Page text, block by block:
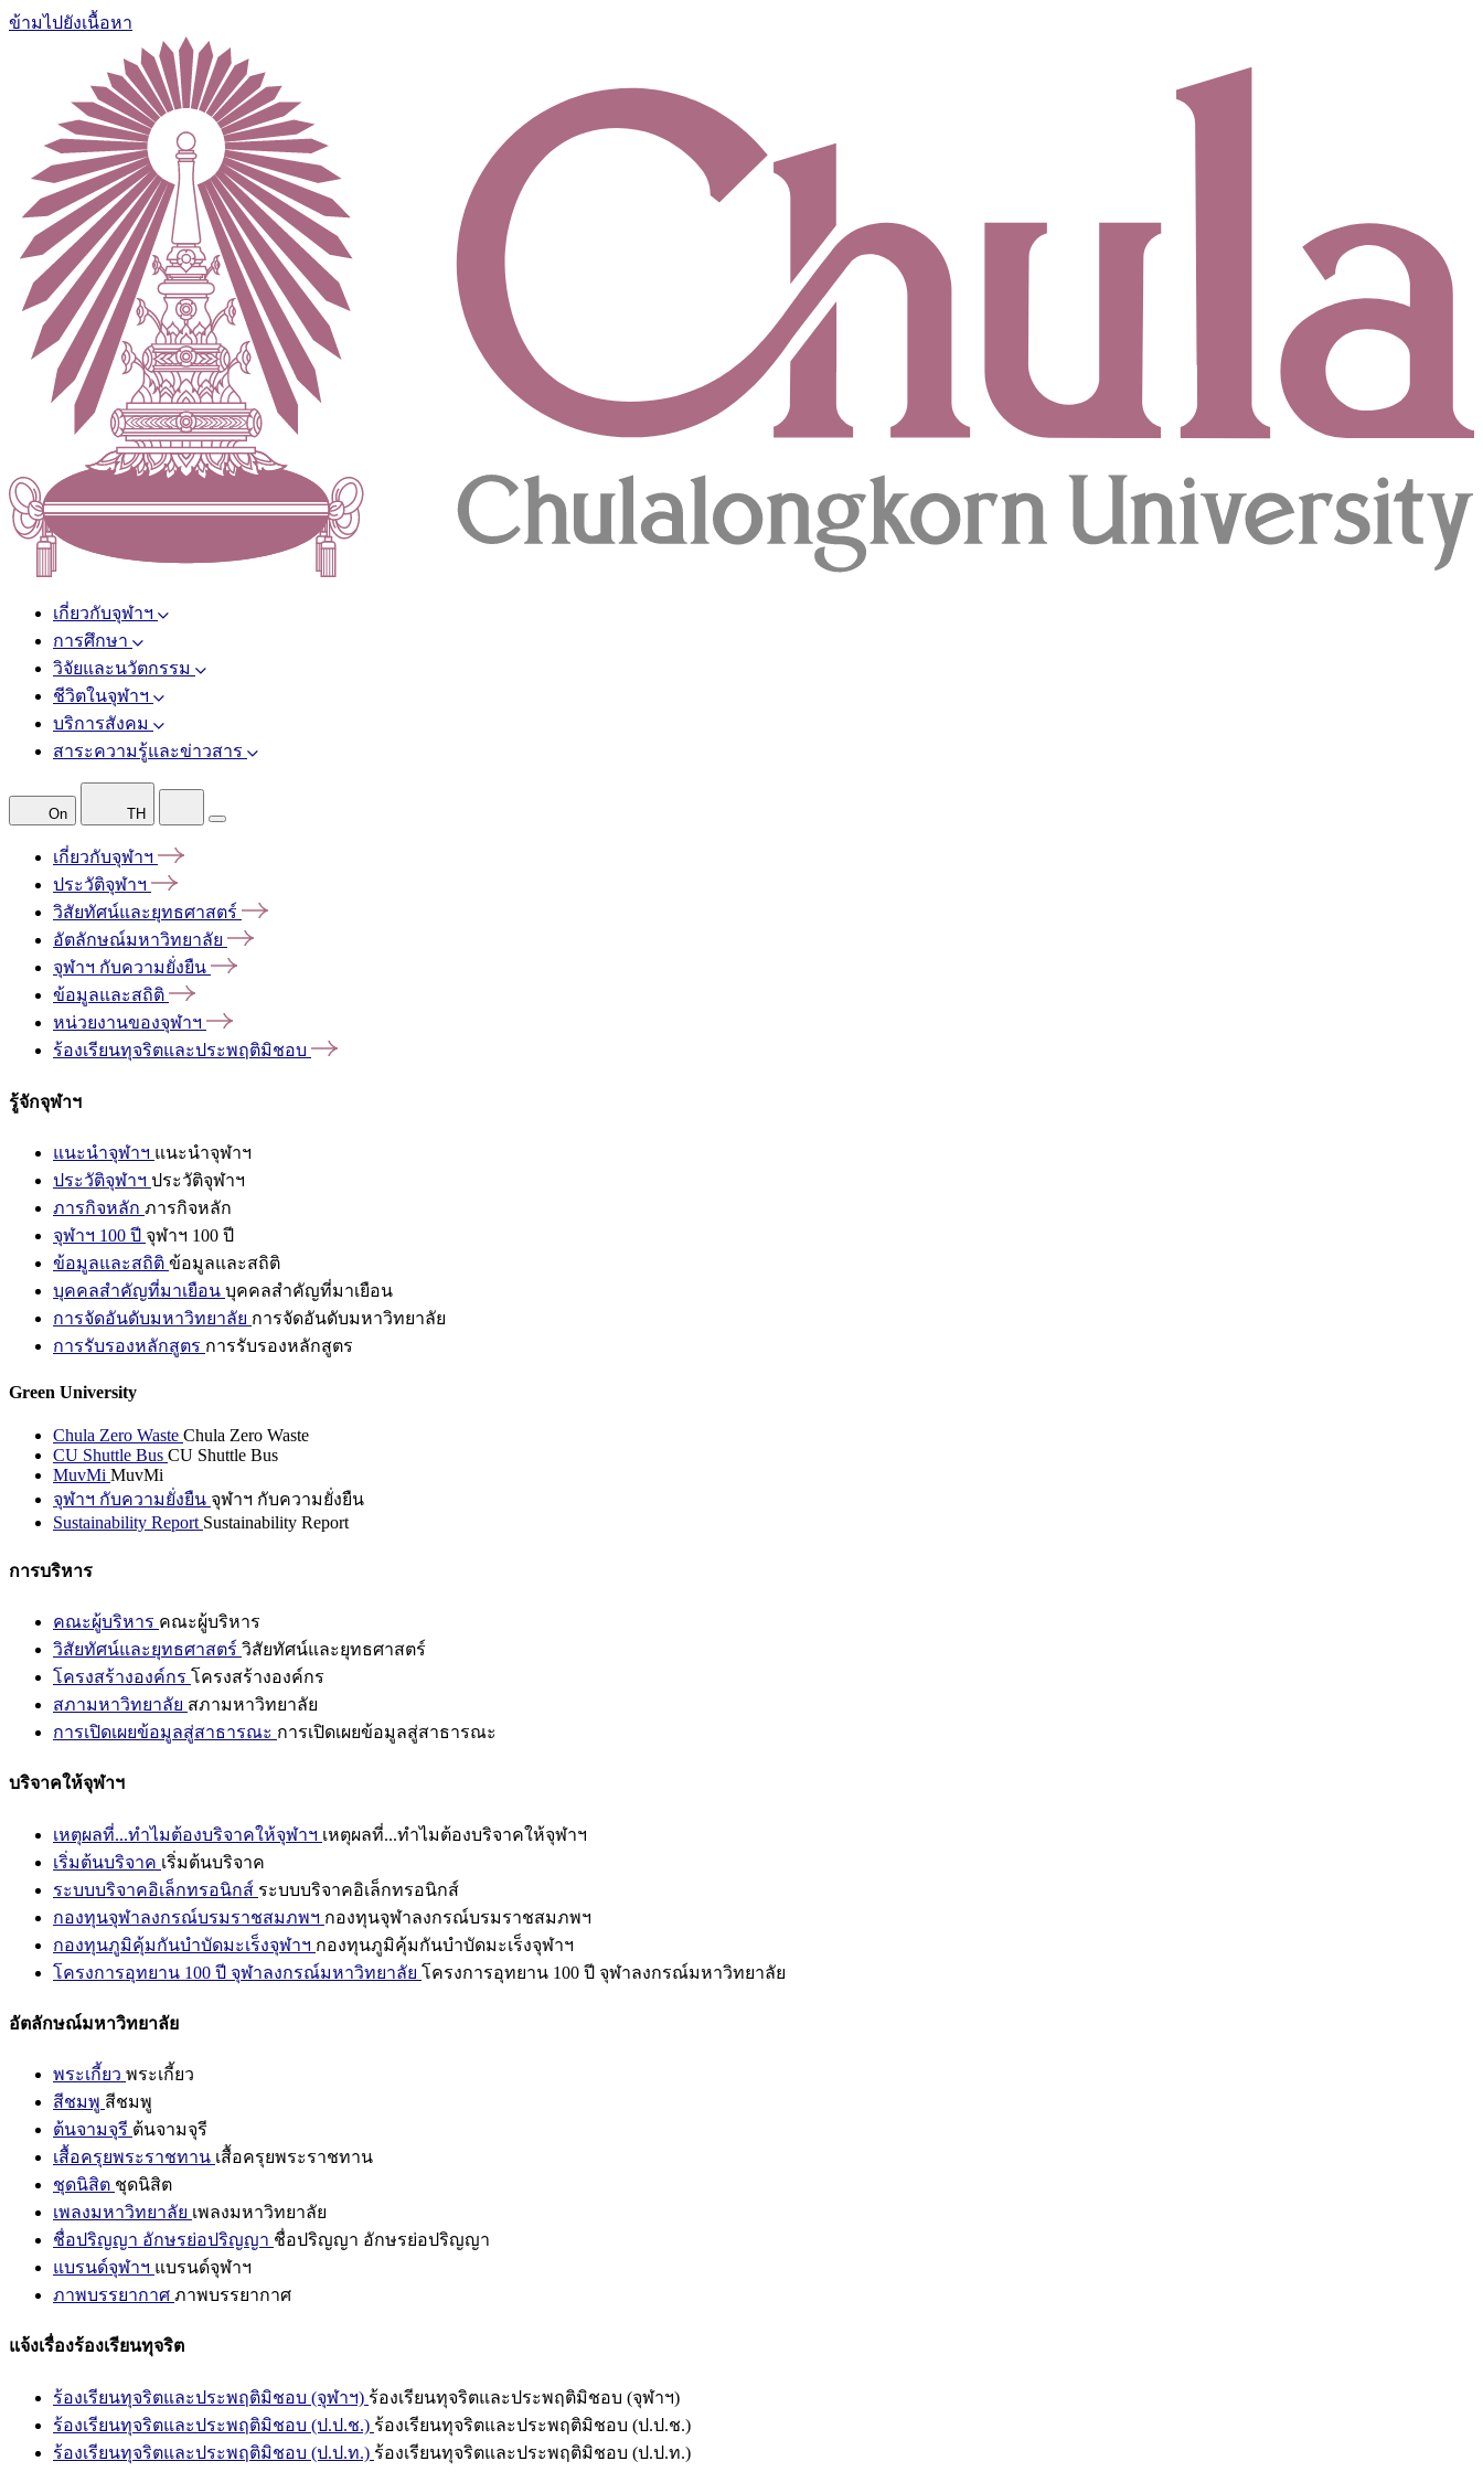
ข้ามไปยังเนื้อหา
เกี่ยวกับจุฬาฯ
การศึกษา
วิจัยและนวัตกรรม
ชีวิตในจุฬาฯ
บริการสังคม
สาระความรู้และข่าวสาร
On TH
เกี่ยวกับจุฬาฯ
ประวัติจุฬาฯ
วิสัยทัศน์และยุทธศาสตร์
อัตลักษณ์มหาวิทยาลัย
จุฬาฯ กับความยั่งยืน
ข้อมูลและสถิติ
หน่วยงานของจุฬาฯ
ร้องเรียนทุจริตและประพฤติมิชอบ
รู้จักจุฬาฯ
แนะนำจุฬาฯ แนะนำจุฬาฯ
ประวัติจุฬาฯ ประวัติจุฬาฯ
ภารกิจหลัก ภารกิจหลัก
จุฬาฯ 100 ปี จุฬาฯ 100 ปี
ข้อมูลและสถิติ ข้อมูลและสถิติ
บุคคลสำคัญที่มาเยือน บุคคลสำคัญที่มาเยือน
การจัดอันดับมหาวิทยาลัย การจัดอันดับมหาวิทยาลัย
การรับรองหลักสูตร การรับรองหลักสูตร
Green University
Chula Zero Waste Chula Zero Waste
CU Shuttle Bus CU Shuttle Bus
MuvMi MuvMi
จุฬาฯ กับความยั่งยืน จุฬาฯ กับความยั่งยืน
Sustainability Report Sustainability Report
การบริหาร
คณะผู้บริหาร คณะผู้บริหาร
วิสัยทัศน์และยุทธศาสตร์ วิสัยทัศน์และยุทธศาสตร์
โครงสร้างองค์กร โครงสร้างองค์กร
สภามหาวิทยาลัย สภามหาวิทยาลัย
การเปิดเผยข้อมูลสู่สาธารณะ การเปิดเผยข้อมูลสู่สาธารณะ
บริจาคให้จุฬาฯ
เหตุผลที่...ทำไมต้องบริจาคให้จุฬาฯ เหตุผลที่...ทำไมต้องบริจาคให้จุฬาฯ
เริ่มต้นบริจาค เริ่มต้นบริจาค
ระบบบริจาคอิเล็กทรอนิกส์ ระบบบริจาคอิเล็กทรอนิกส์
กองทุนจุฬาลงกรณ์บรมราชสมภพฯ กองทุนจุฬาลงกรณ์บรมราชสมภพฯ
กองทุนภูมิคุ้มกันบำบัดมะเร็งจุฬาฯ กองทุนภูมิคุ้มกันบำบัดมะเร็งจุฬาฯ
โครงการอุทยาน 100 ปี จุฬาลงกรณ์มหาวิทยาลัย โครงการอุทยาน 100 ปี จุฬาลงกรณ์มหาวิทยาลัย
อัตลักษณ์มหาวิทยาลัย
พระเกี้ยว พระเกี้ยว
สีชมพู สีชมพู
ต้นจามจุรี ต้นจามจุรี
เสื้อครุยพระราชทาน เสื้อครุยพระราชทาน
ชุดนิสิต ชุดนิสิต
เพลงมหาวิทยาลัย เพลงมหาวิทยาลัย
ชื่อปริญญา อักษรย่อปริญญา ชื่อปริญญา อักษรย่อปริญญา
แบรนด์จุฬาฯ แบรนด์จุฬาฯ
ภาพบรรยากาศ ภาพบรรยากาศ
แจ้งเรื่องร้องเรียนทุจริต
ร้องเรียนทุจริตและประพฤติมิชอบ (จุฬาฯ) ร้องเรียนทุจริตและประพฤติมิชอบ (จุฬาฯ)
ร้องเรียนทุจริตและประพฤติมิชอบ (ป.ป.ช.) ร้องเรียนทุจริตและประพฤติมิชอบ (ป.ป.ช.)
ร้องเรียนทุจริตและประพฤติมิชอบ (ป.ป.ท.) ร้องเรียนทุจริตและประพฤติมิชอบ (ป.ป.ท.)